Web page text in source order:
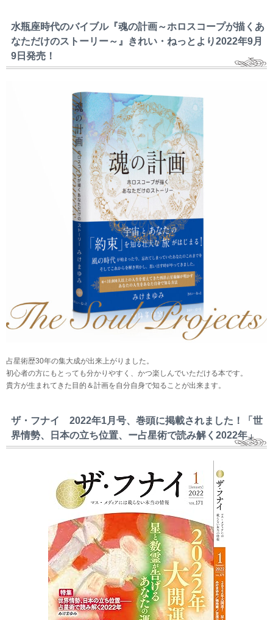
水瓶座時代のバイブル『魂の計画～ホロスコープが描くあ
なただけのストーリー～』きれい・ねっとより2022年9月
9日発売！
占星術歴30年の集大成が出来上がりました。
初心者の方にもとっても分かりやすく、かつ楽しんでいただける本です。
貴方が生まれてきた目的＆計画を自分自身で知ることが出来ます。
ザ・フナイ 2022年1月号、巻頭に掲載されました！「世
界情勢、日本の立ち位置、ー占星術で読み解く2022年」